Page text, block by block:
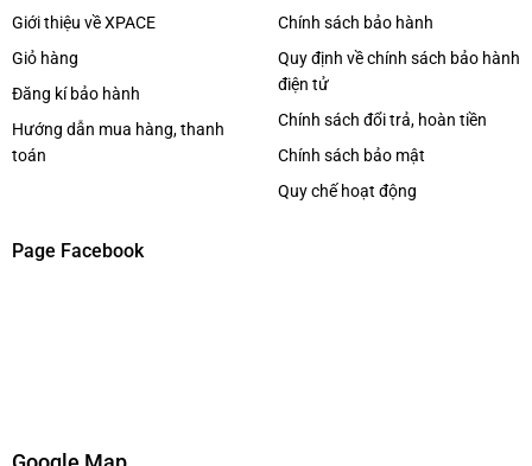
Giới thiệu về XPACE
Giỏ hàng
Đăng kí bảo hành
Hướng dẫn mua hàng, thanh
toán
Chính sách bảo hành
Quy định về chính sách bảo hành
điện tử
Chính sách đổi trả, hoàn tiền
Chính sách bảo mật
Quy chế hoạt động
Page Facebook